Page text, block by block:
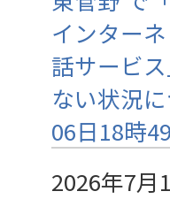
インター
話サービ
ない状況
06日18時
2026年7月